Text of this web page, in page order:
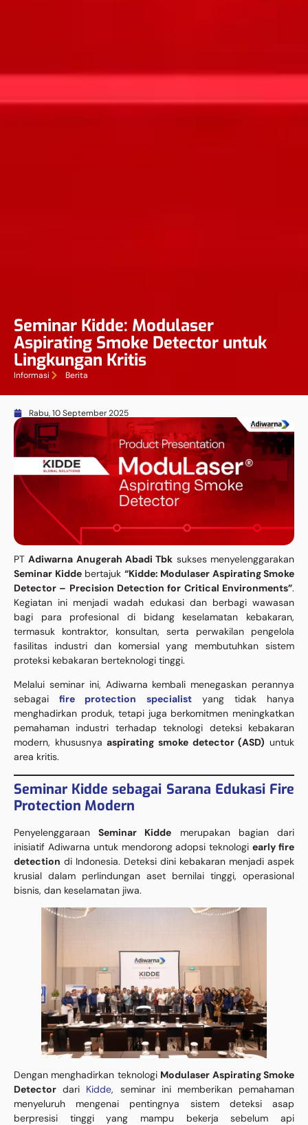
Seminar Kidde: Modulaser
Aspirating Smoke Detector untuk
Lingkungan Kritis
Informasi Berita
Rabu, 10 September 2025
PTAdiwarna Anugerah Abadi Tbk sukses menyelenggarakan
Seminar Kiddebertajuk “Kidde: Modulaser Aspirating Smoke
Detector – Precision Detection for Critical Environments”.
Kegiatan ini menjadi wadah edukasi dan berbagi wawasan
bagi para profesional di bidang keselamatan kebakaran,
termasuk kontraktor, konsultan, serta perwakilan pengelola
fasilitas industri dan komersial yang membutuhkan sistem
proteksi kebakaran berteknologi tinggi.
Melalui seminar ini, Adiwarna kembali menegaskan perannya
sebagaifire protection specialistyang tidak hanya
menghadirkan produk, tetapi juga berkomitmen meningkatkan
pemahaman industri terhadap teknologi deteksi kebakaran
modern, khususnyaaspirating smoke detector (ASD) untuk
area kritis.
Seminar Kidde sebagai Sarana Edukasi Fire
Protection Modern
PenyelenggaraanSeminar Kidde merupakan bagian dari
inisiatif Adiwarna untuk mendorong adopsi teknologiearly fire
detection di Indonesia. Deteksi dini kebakaran menjadi aspek
krusial dalam perlindungan aset bernilai tinggi, operasional
bisnis, dan keselamatan jiwa.
Dengan menghadirkan teknologi Modulaser Aspirating Smoke
Detector dari Kidde, seminar ini memberikan pemahaman
menyeluruh mengenai pentingnya sistem deteksi asap
berpresisi tinggi yang mampu bekerja sebelum api